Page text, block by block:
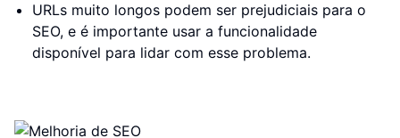
URLs muito longos podem ser prejudiciais para o
SEO, e é importante usar a funcionalidade
disponível para lidar com esse problema.